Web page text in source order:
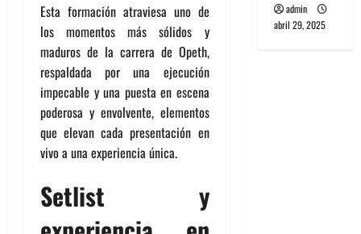
Esta formación atraviesa uno de
los momentos más sólidos y
maduros de la carrera de Opeth,
respaldada por una ejecución
impecable y una puesta en escena
poderosa y envolvente, elementos
que elevan cada presentación en
vivo a una experiencia única.
Setlist y
admin
abril 29, 2025